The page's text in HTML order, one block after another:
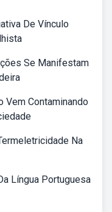
De Vínculo
Se Manifestam
Vem Contaminando
Na
Língua Portuguesa